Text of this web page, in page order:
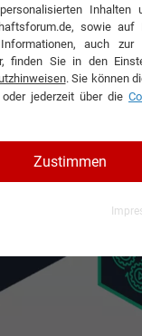
Inhalten
sowie auf
auch zur
finden Sie in den
. Sie können
oder jederzeit über die
Zustimmen